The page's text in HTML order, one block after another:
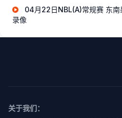
04月22日NBL(A)常规赛 东
录像
关于我们：